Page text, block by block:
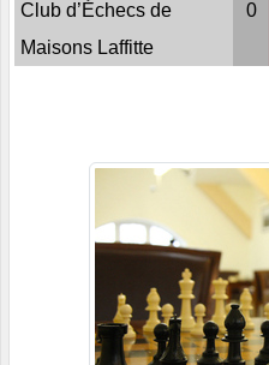
Club d’Échecs de
Maisons Laffitte
0